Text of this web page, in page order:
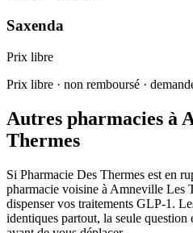
Saxenda
Prix libre
Prix libre · non remboursé ·
Autres pharmacies à
Thermes
Si Pharmacie Des Thermes est en
pharmacie voisine à Amneville Les
dispenser vos traitements GLP-1.
identiques partout, la seule